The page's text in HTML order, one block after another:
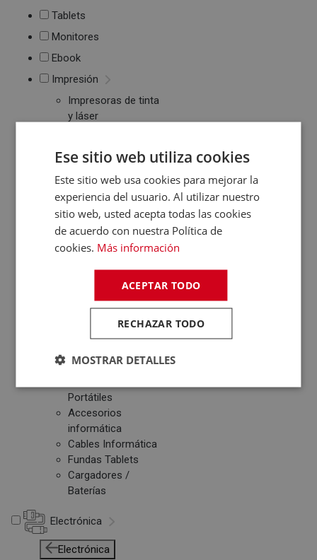
Tablets
Monitores
Ebook
Impresión
Impresoras de tinta
y láser
toner
Periféricos
Ratones
Teclados
WebCams y
Micrófonos
Pendrive y Tarjetas
de Memoria
Soportes Ordenador
Portátiles
Accesorios
informática
Cables Informática
Fundas Tablets
Cargadores /
Baterías
Electrónica
Electrónica
Ese sitio web utiliza cookies
Este sitio web usa cookies para mejorar la
experiencia del usuario. Al utilizar nuestro
sitio web, usted acepta todas las cookies
de acuerdo con nuestra Política de
cookies. Más información
ACEPTAR TODO
RECHAZAR TODO
MOSTRAR DETALLES